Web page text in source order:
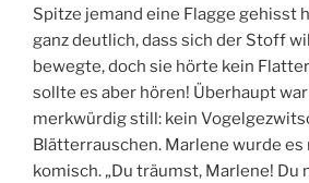
Spitze jemand eine Flagge gehisst
ganz deutlich, dass sich der Stoff
bewegte, doch sie hörte kein
sollte es aber hören! Überhaupt
merkwürdig still: kein
Blätterrauschen. Marlene wurde es
komisch. „Du träumst, Marlene! Du